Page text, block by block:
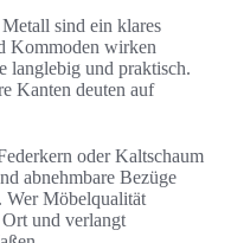
sind ein klares
Kommoden wirken
langlebig und praktisch.
Kanten deuten auf
oder Kaltschaum
abnehmbare Bezüge
Wer Möbelqualität
und verlangt